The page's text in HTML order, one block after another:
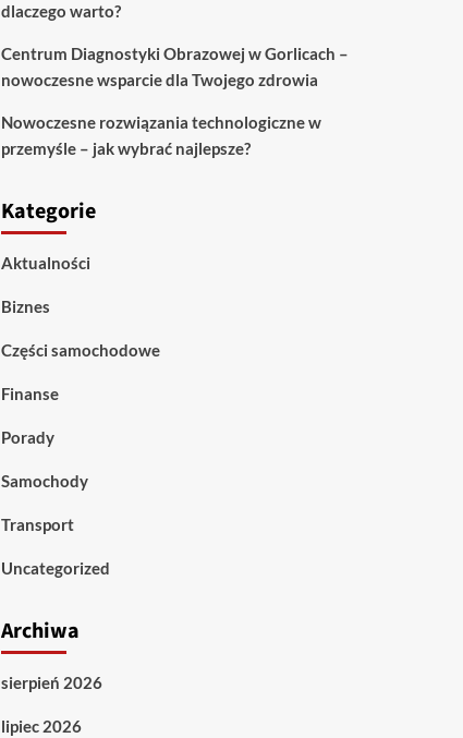
dlaczego warto?
Centrum Diagnostyki Obrazowej w Gorlicach –
nowoczesne wsparcie dla Twojego zdrowia
Nowoczesne rozwiązania technologiczne w
przemyśle – jak wybrać najlepsze?
Kategorie
Aktualności
Biznes
Części samochodowe
Finanse
Porady
Samochody
Transport
Uncategorized
Archiwa
sierpień 2026
lipiec 2026